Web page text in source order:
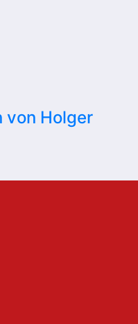
von Holger